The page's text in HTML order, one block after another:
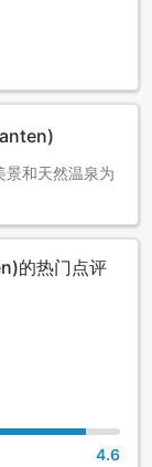
景和天然温泉为
的热门点评
4.6